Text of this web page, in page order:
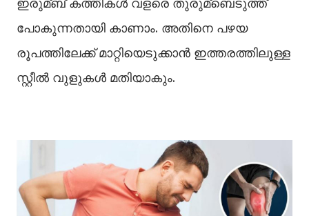
പോകുന്നതായി കാണാം. അതിനെ പഴയ
രൂപത്തിലേക്ക് മാറ്റിയെടുക്കാന്‍ ഇത്തരത്തിലുള്ള
സ്റ്റീല്‍ വുളുകള്‍ മതിയാകും.